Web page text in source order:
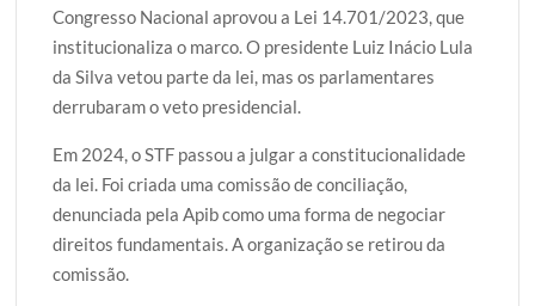
Congresso Nacional aprovou a Lei 14.701/2023, que
institucionaliza o marco. O presidente Luiz Inácio Lula
da Silva vetou parte da lei, mas os parlamentares
derrubaram o veto presidencial.
Em 2024, o STF passou a julgar a constitucionalidade
da lei. Foi criada uma comissão de conciliação,
denunciada pela Apib como uma forma de negociar
direitos fundamentais. A organização se retirou da
comissão.